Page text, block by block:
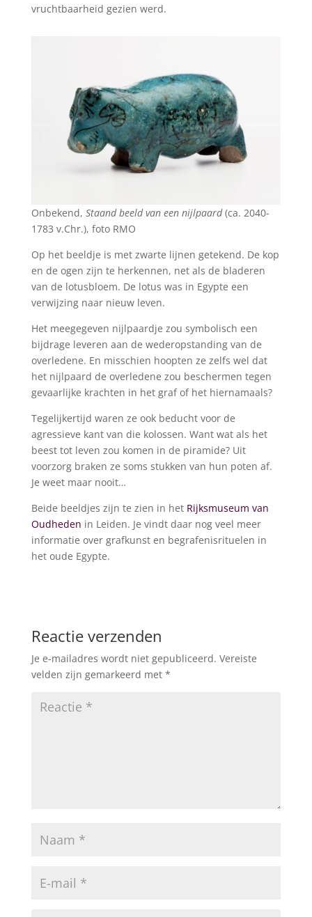
vruchtbaarheid gezien werd.
Onbekend, Staand beeld van een nijlpaard(ca. 2040-
1783 v.Chr.), foto RMO
Op het beeldje is met zwarte lijnen getekend. De kop
en de ogen zijn te herkennen, net als de bladeren
van de lotusbloem. De lotus was in Egypte een
verwijzing naar nieuw leven.
Het meegegeven nijlpaardje zou symbolisch een
bijdrage leveren aan de wederopstanding van de
overledene. En misschien hoopten ze zelfs wel dat
het nijlpaard de overledene zou beschermen tegen
gevaarlijke krachten in het graf of het hiernamaals?
Tegelijkertijd waren ze ook beducht voor de
agressieve kant van die kolossen. Want wat als het
beest tot leven zou komen in de piramide? Uit
voorzorg braken ze soms stukken van hun poten af.
Je weet maar nooit…
Beide beeldjes zijn te zien in het Rijksmuseum van
Oudheden in Leiden. Je vindt daar nog veel meer
informatie over grafkunst en begrafenisrituelen in
het oude Egypte.
Reactie verzenden
Je e-mailadres wordt niet gepubliceerd. Vereiste
velden zijn gemarkeerd met *